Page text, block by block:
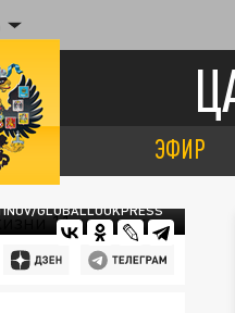
ЭФИР
GLOBALLOOKPRESS